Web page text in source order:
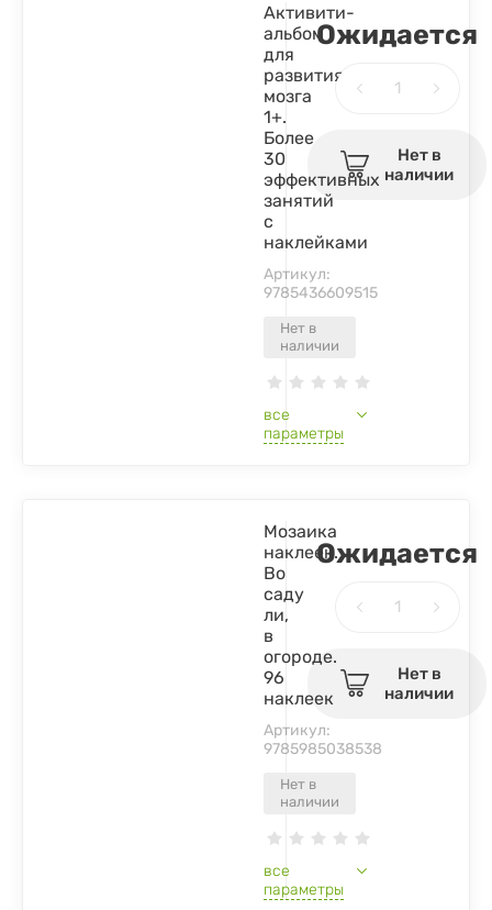
Нет в
наличии
Активити-
альбом
для
развития
мозга
1+.
Более
30
эффективных
занятий
с
наклейками
Артикул:
9785436609515
все
параметры
Ожидается
Нет в
наличии
Нет в
наличии
Мозаика
наклеек.
Во
саду
ли,
в
огороде.
96
наклеек
Артикул:
9785985038538
все
параметры
Ожидается
Нет в
наличии